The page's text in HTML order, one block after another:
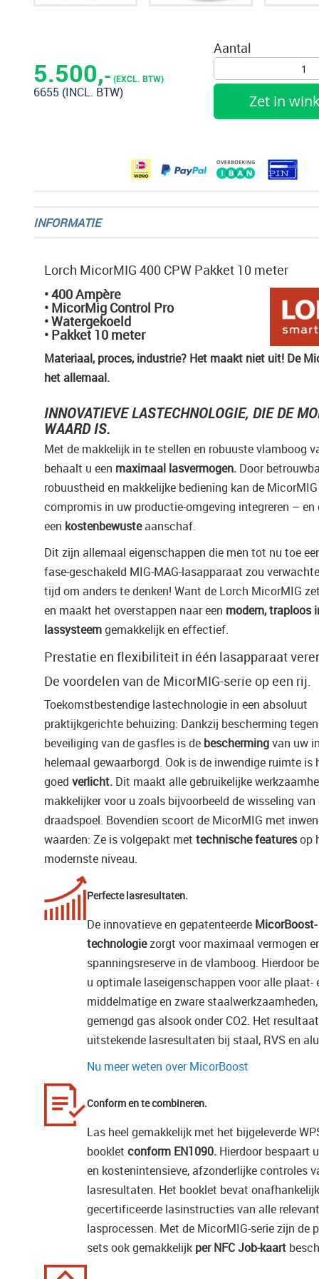
5.500,- (EXCL. BTW)
6655 (INCL. BTW)
Aantal
Zet in
het
begin
van
INFORMATIE
Lorch MicorMIG 400 CPW Pakket 10 meter
• 400 Ampère
• MicorMig Control Pro
• Watergekoeld
• Pakket 10 meter
Materiaal, proces, industrie? Het maakt niet uit! De
het allemaal.
INNOVATIEVE LASTECHNOLOGIE, DIE DE
WAARD IS.
Met de makkelijk in te stellen en robuuste vlamboog
behaalt u een maximaal lasvermogen. Door
robuustheid en makkelijke bediening kan de
compromis in uw productie-omgeving integreren –
een kostenbewusteaanschaf.
Dit zijn allemaal eigenschappen die men tot nu toe
fase-geschakeld MIG-MAG-lasapparaat zou
tijd om anders te denken! Want de Lorch MicorMIG
en maakt het overstappen naar een modern, traploos
lassysteemgemakkelijk en effectief.
Prestatie en flexibiliteit in één lasapparaat
De voordelen van de MicorMIG-serie op een rij.
Toekomstbestendige lastechnologie in een absoluut
praktijkgerichte behuizing: Dankzij bescherming
beveiliging van de gasfles is de beschermingvan uw
helemaal gewaarborgd. Ook is de inwendige ruimte is
goed verlicht. Dit maakt alle gebruikelijke
makkelijker voor u zoals bijvoorbeeld de wisseling van
draadspoel. Bovendien scoort de MicorMIG met
waarden: Ze is volgepakt met technische featuresop
modernste niveau.
Perfecte lasresultaten.
De innovatieve en gepatenteerde MicorBoost-
technologiezorgt voor maximaal vermogen
spanningsreserve in de vlamboog. Hierdoor
u optimale laseigenschappen voor alle plaat-
middelmatige en zware
gemengd gas alsook onder CO2. Het
uitstekende lasresultaten bij staal, RVS en
Nu meer weten over MicorBoost
Conform en te combineren.
Las heel gemakkelijk met het bijgeleverde
booklet conform EN1090. Hierdoor bespaart
en kostenintensieve, afzonderlijke controles
lasresultaten. Het booklet bevat onafhankelijk
gecertificeerde lasinstructies van alle
lasprocessen. Met de MicorMIG-serie zijn de
sets ook gemakkelijk per NFC Job-kaart